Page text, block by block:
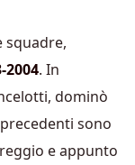
squadre,
2004. In
dominò
sono
e appunto